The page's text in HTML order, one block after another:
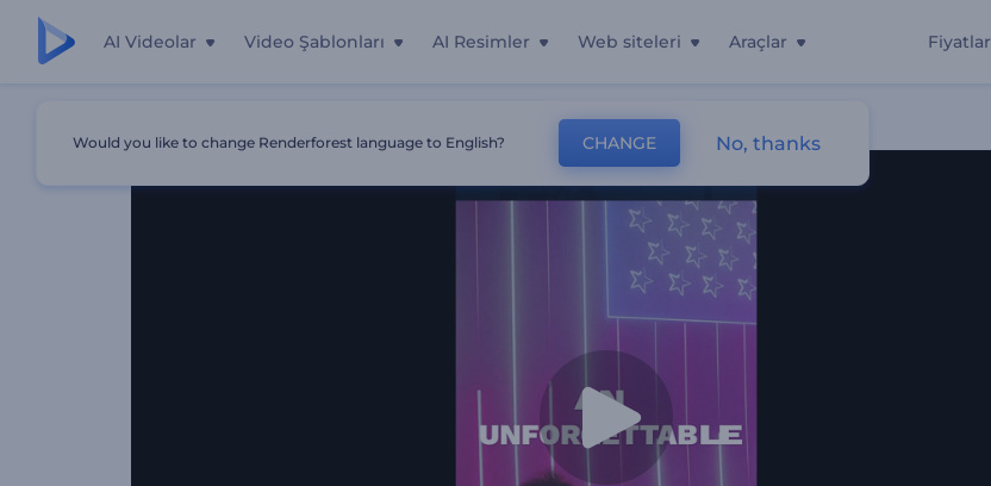
AI Videolar Video Şablonları AI Resimler Web siteleri Araçlar Fiyatlar
Would you like to change Renderforest language to English? CHANGE No, thanks